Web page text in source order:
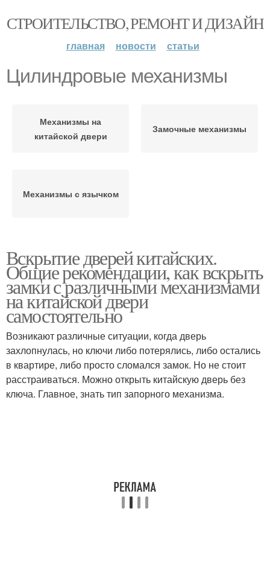
СТРОИТЕЛЬСТВО, РЕМОНТ И ДИЗАЙН
главная новости статьи
Цилиндровые механизмы
Механизмы на
китайской двери
Замочные механизмы
Механизмы с язычком
Вскрытие дверей китайских.
Общие рекомендации, как вскрыть
замки с различными механизмами
на китайской двери
самостоятельно
Возникают различные ситуации, когда дверь
захлопнулась, но ключи либо потерялись, либо остались
в квартире, либо просто сломался замок. Но не стоит
расстраиваться. Можно открыть китайскую дверь без
ключа. Главное, знать тип запорного механизма.